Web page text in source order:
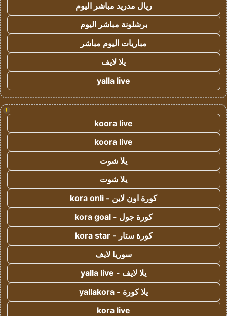
ريال مدريد مباشر اليوم
برشلونة مباشر اليوم
مباريات اليوم مباشر
يلا لايف
yalla live
!
koora live
koora live
يلا شوت
يلا شوت
كورة اون لاين - kora onli
كورة جول - kora goal
كورة ستار - kora star
سوريا لايف
يلا لايف - yalla live
يلا كورة - yallakora
kora live